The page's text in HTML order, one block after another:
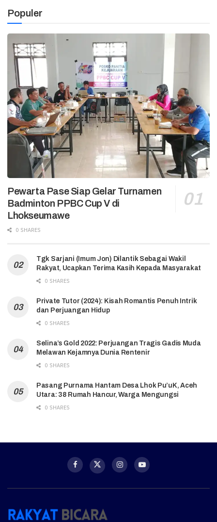
Populer
Pewarta Pase Siap Gelar Turnamen
Badminton PPBC Cup V di
Lhokseumawe
0 SHARES
Tgk Sarjani (Imum Jon) Dilantik Sebagai Wakil
Rakyat, Ucapkan Terima Kasih Kepada Masyarakat
0 SHARES
Private Tutor (2024): Kisah Romantis Penuh Intrik
dan Perjuangan Hidup
0 SHARES
Selina’s Gold 2022: Perjuangan Tragis Gadis Muda
Melawan Kejamnya Dunia Rentenir
0 SHARES
Pasang Purnama Hantam Desa Lhok Pu’uK, Aceh
Utara: 38 Rumah Hancur, Warga Mengungsi
0 SHARES